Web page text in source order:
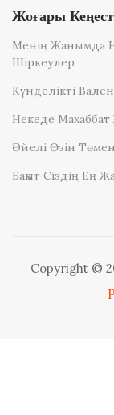
Жоғары
Менің Жанымда
Шіркеулер
Күнделікті
Некеде Махаббат
Әйелі Өзін
Бақыт Сіздің Ең
Copyright ©